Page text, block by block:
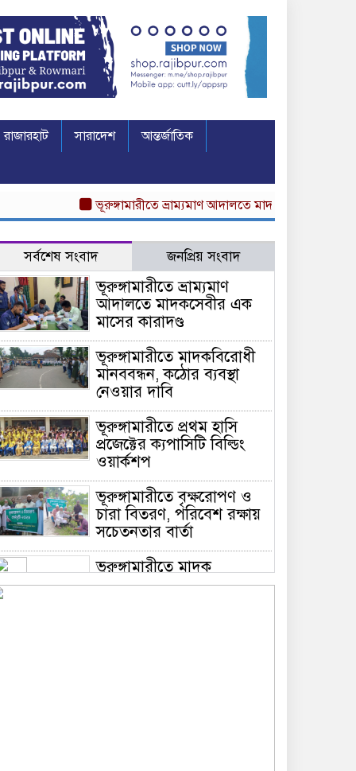
রাজারহাট সারাদেশ
আন্তর্জাতিক
ভূরুঙ্গামারীতে ভ্রাম্যমাণ আদালতে মাদকসেবীর এক মাসের
সর্বশেষ সংবাদ জনপ্রিয় সংবাদ
ভূরুঙ্গামারীতে ভ্রাম্যমাণ
আদালতে মাদকসেবীর এক
মাসের কারাদণ্ড
ভূরুঙ্গামারীতে মাদকবিরোধী
মানববন্ধন, কঠোর ব্যবস্থা
নেওয়ার দাবি
ভূরুঙ্গামারীতে প্রথম হাসি
প্রজেক্টের ক্যপাসিটি বিল্ডিং
ওয়ার্কশপ
ভূরুঙ্গামারীতে বৃক্ষরোপণ ও
চারা বিতরণ, পরিবেশ রক্ষায়
সচেতনতার বার্তা
ভূরুঙ্গামারীতে মাদক
প্রতিরোধে মানববন্ধন